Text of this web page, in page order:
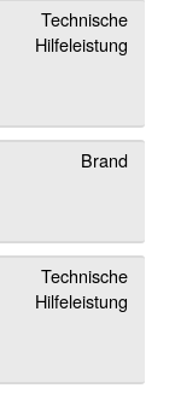
Technische
Hilfeleistung
Brand
Technische
Hilfeleistung